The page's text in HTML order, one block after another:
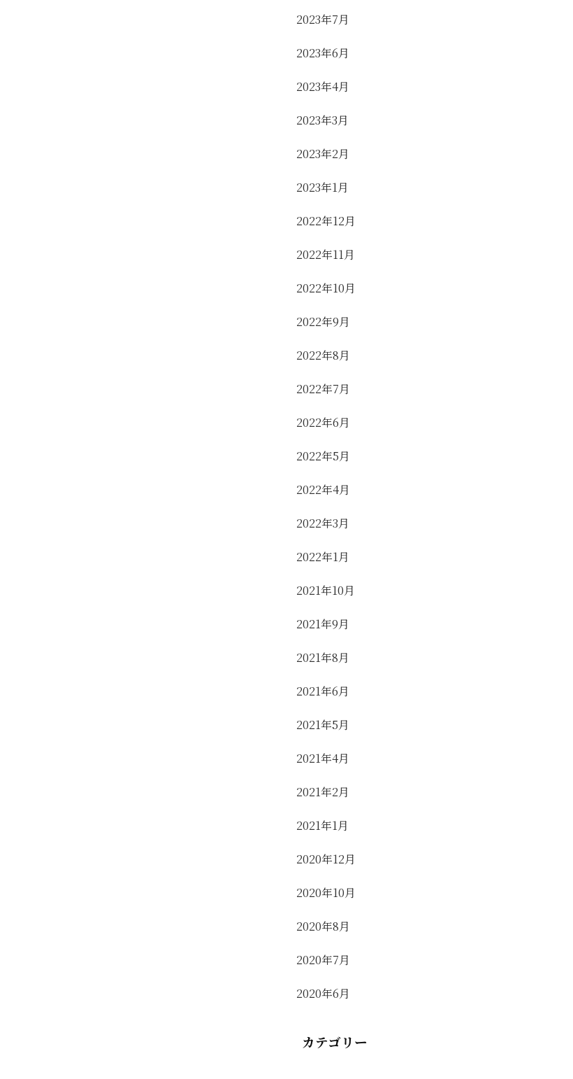
2023年7月
2023年6月
2023年4月
2023年3月
2023年2月
2023年1月
2022年12月
2022年11月
2022年10月
2022年9月
2022年8月
2022年7月
2022年6月
2022年5月
2022年4月
2022年3月
2022年1月
2021年10月
2021年9月
2021年8月
2021年6月
2021年5月
2021年4月
2021年2月
2021年1月
2020年12月
2020年10月
2020年8月
2020年7月
2020年6月
カテゴリー